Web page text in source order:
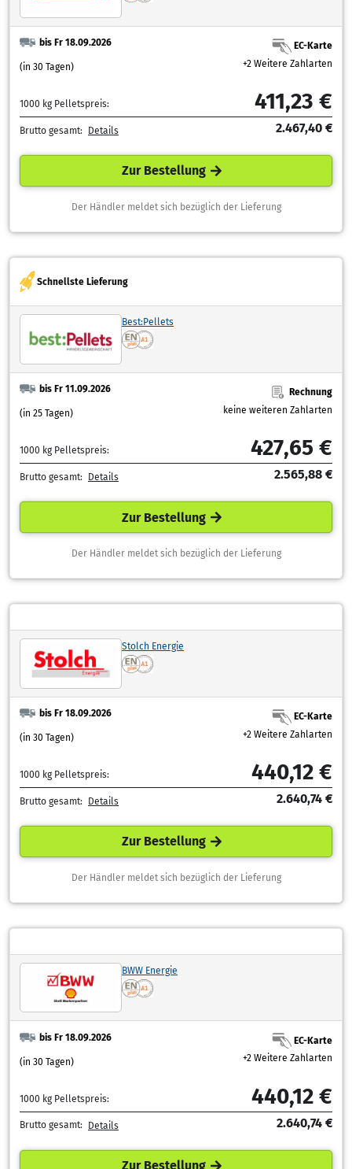
bis Fr 18.09.2026
(in 30 Tagen)
EC-Karte
+2 Weitere Zahlarten
1000 kg Pelletspreis: 411,23 €
Brutto gesamt: Details 2.467,40 €
Zur Bestellung
Der Händler meldet sich bezüglich der Lieferung
Schnellste Lieferung
Best:Pellets
bis Fr 11.09.2026
(in 25 Tagen)
Rechnung
keine weiteren Zahlarten
1000 kg Pelletspreis: 427,65 €
Brutto gesamt: Details 2.565,88 €
Zur Bestellung
Der Händler meldet sich bezüglich der Lieferung
Stolch Energie
bis Fr 18.09.2026
(in 30 Tagen)
EC-Karte
+2 Weitere Zahlarten
1000 kg Pelletspreis: 440,12 €
Brutto gesamt: Details 2.640,74 €
Zur Bestellung
Der Händler meldet sich bezüglich der Lieferung
BWW Energie
bis Fr 18.09.2026
(in 30 Tagen)
EC-Karte
+2 Weitere Zahlarten
1000 kg Pelletspreis: 440,12 €
Brutto gesamt: Details 2.640,74 €
Zur Bestellung